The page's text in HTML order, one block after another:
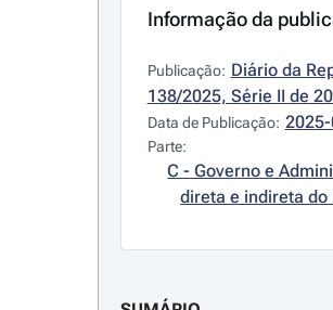
Informação da
Publicação: Diário da
138/2025, Série II de
Data de Publicação:
Parte:
C - Governo e
direta e indireta do